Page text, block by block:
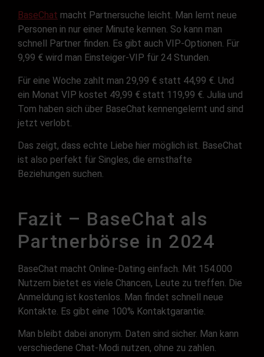
BaseChat macht Partnersuche leicht. Man lernt neue
Personen in nur einer Minute kennen. So kann man
schnell Partner finden. Es gibt auch VIP-Optionen. Für
9,99 € wird man Einsteiger-VIP für 24 Stunden.
Für eine Woche zahlt man 29,99 € statt 44,99 €. Und
ein Monat VIP kostet 49,99 € statt 119,99 €. Julia und
Tom haben sich über BaseChat kennengelernt und sind
jetzt verlobt.
Das zeigt, dass echte Liebe hier möglich ist. BaseChat
ist also perfekt für Singles, die ernsthafte
Beziehungen suchen.
Fazit – BaseChat als
Partnerbörse in 2024
BaseChat macht Online-Dating einfach. Mit 154.000
Nutzern bietet es viele Chancen, Leute zu treffen. Die
Anmeldung ist kostenlos. Man findet schnell neue
Kontakte. Es gibt eine 100% Kontaktgarantie.
Man bleibt dabei anonym. Daten sind sicher. Man kann
verschiedene Chat-Modi nutzen, ohne zu zahlen.